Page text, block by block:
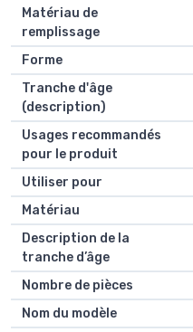
Matériau de
remplissage
Forme
Tranche d'âge
(description)
Usages recommandés
pour le produit
Utiliser pour
Matériau
Description de la
tranche d’âge
Nombre de pièces
Nom du modèle